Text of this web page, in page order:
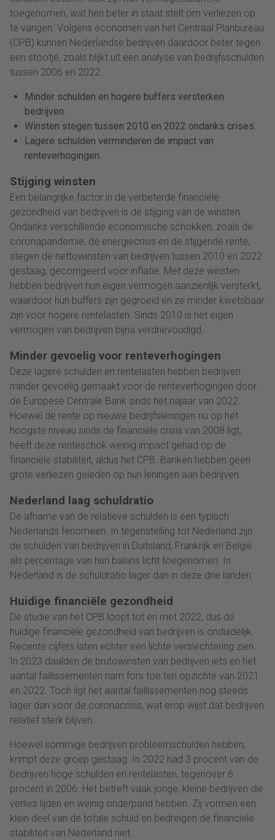
toegenomen, wat hen beter in staat stelt om verliezen op
te vangen. Volgens economen van het Centraal Planbureau
(CPB) kunnen Nederlandse bedrijven daardoor beter tegen
een stootje, zoals blijkt uit een analyse van bedrijfsschulden
tussen 2006 en 2022.
Minder schulden en hogere buffers versterken
bedrijven.
Winsten stegen tussen 2010 en 2022 ondanks crises.
Lagere schulden verminderen de impact van
renteverhogingen.
Stijging winsten
Een belangrijke factor in de verbeterde financiële
gezondheid van bedrijven is de stijging van de winsten.
Ondanks verschillende economische schokken, zoals de
coronapandemie, de energiecrisis en de stijgende rente,
stegen de nettowinsten van bedrijven tussen 2010 en 2022
gestaag, gecorrigeerd voor inflatie. Met deze winsten
hebben bedrijven hun eigen vermogen aanzienlijk versterkt,
waardoor hun buffers zijn gegroeid en ze minder kwetsbaar
zijn voor hogere rentelasten. Sinds 2010 is het eigen
vermogen van bedrijven bijna verdrievoudigd.
Minder gevoelig voor renteverhogingen
Deze lagere schulden en rentelasten hebben bedrijven
minder gevoelig gemaakt voor de renteverhogingen door
de Europese Centrale Bank sinds het najaar van 2022.
Hoewel de rente op nieuwe bedrijfsleningen nu op het
hoogste niveau sinds de financiële crisis van 2008 ligt,
heeft deze renteschok weinig impact gehad op de
financiële stabiliteit, aldus het CPB. Banken hebben geen
grote verliezen geleden op hun leningen aan bedrijven.
Nederland laag schuldratio
De afname van de relatieve schulden is een typisch
Nederlands fenomeen. In tegenstelling tot Nederland zijn
de schulden van bedrijven in Duitsland, Frankrijk en België
als percentage van hun balans licht toegenomen. In
Nederland is de schuldratio lager dan in deze drie landen.
Huidige financiële gezondheid
De studie van het CPB loopt tot en met 2022, dus de
huidige financiële gezondheid van bedrijven is onduidelijk.
Recente cijfers laten echter een lichte verslechtering zien.
In 2023 daalden de brutowinsten van bedrijven iets en het
aantal faillissementen nam fors toe ten opzichte van 2021
en 2022. Toch ligt het aantal faillissementen nog steeds
lager dan voor de coronacrisis, wat erop wijst dat bedrijven
relatief sterk blijven.
Hoewel sommige bedrijven probleemschulden hebben,
krimpt deze groep gestaag. In 2022 had 3 procent van de
bedrijven hoge schulden en rentelasten, tegenover 6
procent in 2006. Het betreft vaak jonge, kleine bedrijven die
verlies lijden en weinig onderpand hebben. Zij vormen een
klein deel van de totale schuld en bedreigen de financiële
stabiliteit van Nederland niet.